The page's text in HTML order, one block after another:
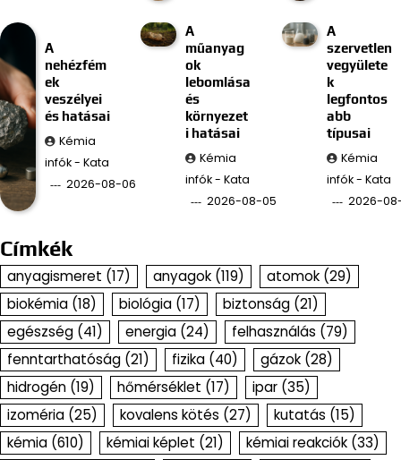
A
nehézfém
ek
veszélyei
és hatásai
Kémia
infók - Kata
2026-08-06
A
műanyag
ok
lebomlása
és
környezet
i hatásai
Kémia
infók - Kata
2026-08-05
A
szervetlen
vegyülete
k
legfontos
abb
típusai
Kémia
infók - Kata
2026-
Címkék
anyagismeret (17) anyagok (119) atomok (29)
biokémia (18) biológia (17) biztonság (21)
egészség (41) energia (24) felhasználás (79)
fenntarthatóság (21) fizika (40) gázok (28)
hidrogén (19) hőmérséklet (17) ipar (35)
izoméria (25) kovalens kötés (27) kutatás (15)
kémia (610) kémiai képlet (21) kémiai reakciók (33)